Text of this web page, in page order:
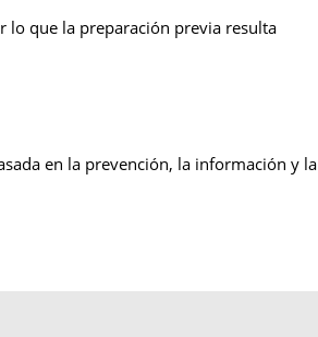
lo que la preparación previa resulta
en la prevención, la información y la